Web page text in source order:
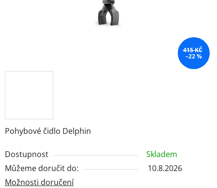
Pohybové čidlo Delphin
Dostupnost
Skladem
Můžeme doručit do:
10.8.2026
Možnosti doručení
415 KČ
–22 %